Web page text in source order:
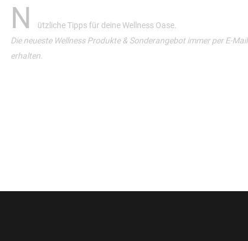
N
ützliche Tipps für deine Wellness Oase.
Die neueste Wellness Produkte & Sonderangebot immer per E-Mail
erhalten.